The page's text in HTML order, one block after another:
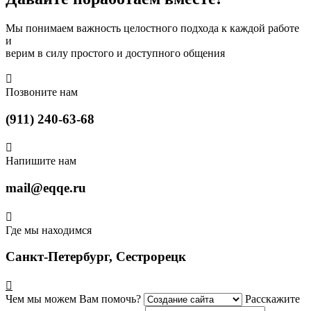
Мы понимаем важность целостного подхода к каждой работе
и
верим в силу простого и доступного общения

Позвоните нам
(911) 240-63-68

Напишите нам
mail@eqqe.ru

Где мы находимся
Санкт-Петербург, Сестрорецк

Чем мы можем Вам помочь?
Расскажите